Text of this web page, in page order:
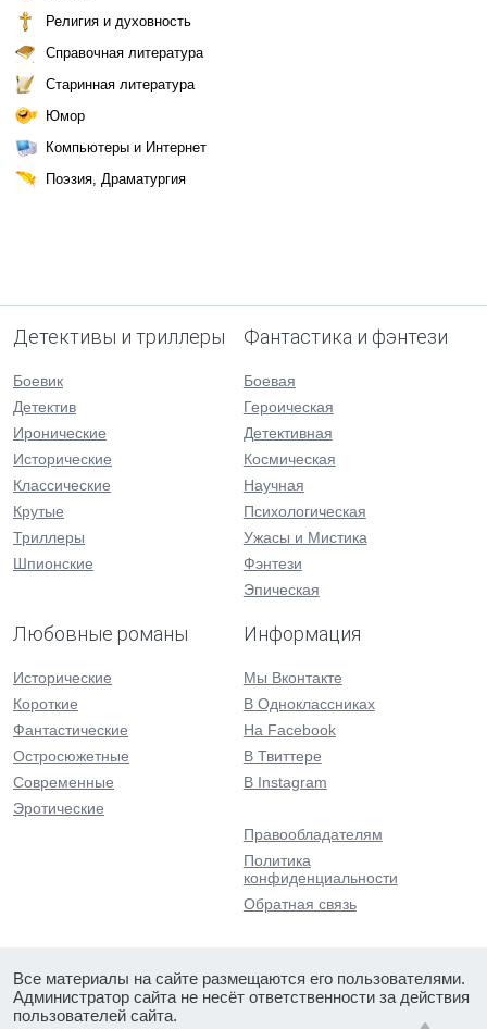
Религия и духовность
Справочная литература
Старинная литература
Юмор
Компьютеры и Интернет
Поэзия, Драматургия
Детективы и триллеры
Боевик
Детектив
Иронические
Исторические
Классические
Крутые
Триллеры
Шпионские
Фантастика и фэнтези
Боевая
Героическая
Детективная
Космическая
Научная
Психологическая
Ужасы и Мистика
Фэнтези
Эпическая
Любовные романы
Исторические
Короткие
Фантастические
Остросюжетные
Современные
Эротические
Информация
Мы Вконтакте
В Одноклассниках
На Facebook
В Твиттере
В Instagram
Правообладателям
Политика
конфиденциальности
Обратная связь
Все материалы на сайте размещаются его пользователями.
Администратор сайта не несёт ответственности за действия
пользователей сайта.